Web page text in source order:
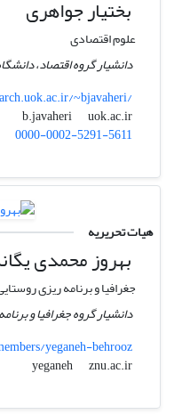
بختیار جواهری
علوم اقتصادی
دانشیار گروه اقتصاد،
~bjavaheri/
b.javaheri
uok.ac.ir
0000-0002-5291-5611
هیات تحریریه
بهروز محمدی
جغرافیا و برنامه ریزی
دانشیار گروه جغرافیا و
yeganeh-behrooz
yeganeh
znu.ac.ir